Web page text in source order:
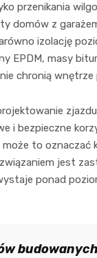
przenikania
domów z
izolację
EPDM, masy
chronią wnętrze
i bezpieczne
może to
jest
ponad